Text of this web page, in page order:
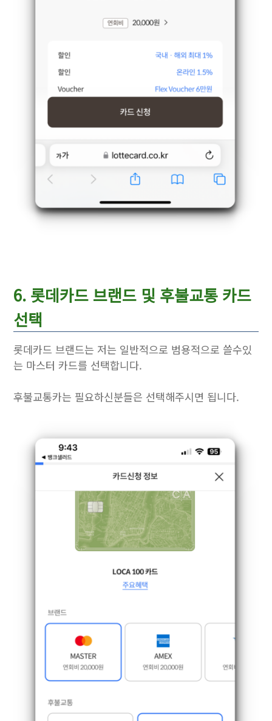
6. 롯데카드 브랜드 및 후불교통 카드
선택
롯데카드 브랜드는 저는 일반적으로 범용적으로 쓸수있
는 마스터 카드를 선택합니다.
후불교통카는 필요하신분들은 선택해주시면 됩니다.